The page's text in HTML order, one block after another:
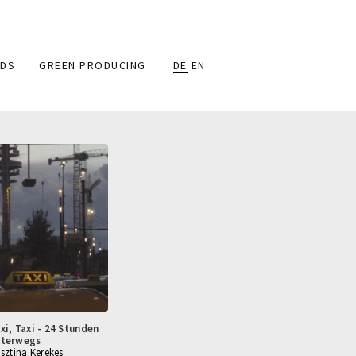
GREEN PRODUCING DE EN
Taxi - 24 Stunden
Kerekes